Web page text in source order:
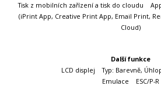
Tisk z mobilních zařízení a tisk do cloudu
(iPrint App, Creative Print App, Email Print,
Cloud)
Další funkce
LCD displej Typ: Barevně,
Emulace ESC/P-R